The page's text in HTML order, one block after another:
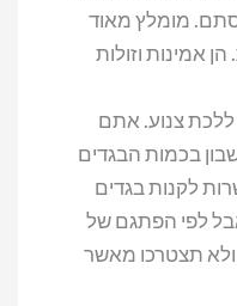
סתם. מומלץ מאוד
אמינות וזולות
ללכת צנוע. אתם
בכמות הבגדים
לקנות בגדים
לפי הפתגם של
ולא תצטרכו מאשר